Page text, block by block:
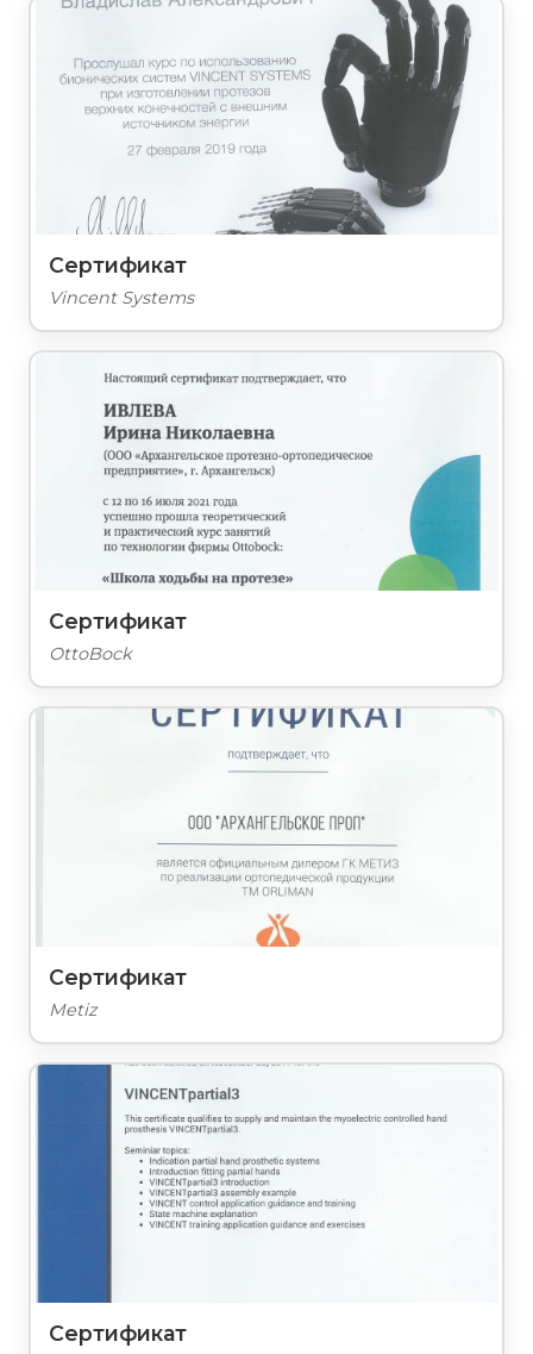
Сертификат
Vincent Systems
Сертификат
OttoBock
Сертификат
Metiz
Сертификат